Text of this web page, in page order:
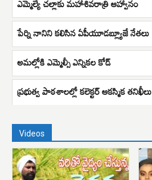
ఎమ్మెల్యే చల్లాకు మహాశివరాత్రి ఆహ్వానం
పేర్ని నానిని కలిసిన ఏపీయూడబ్ల్యూజే నేతలు
అమల్లోకి ఎమ్మెల్సీ ఎన్నికల కోడ్‌
ప్రభుత్వ పాఠశాలల్లో కలెక్టర్ ఆకస్మిక తనిఖీలు
Videos